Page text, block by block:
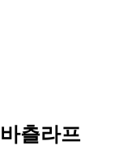
츨라프